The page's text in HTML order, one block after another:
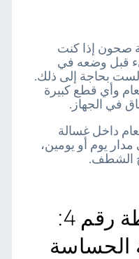
صحون إذا كنت
قبل وضعه في
بحاجة إلى ذلك.
وأي قطع كبيرة
في الجهاز.
داخل غسالة
يوم أو يومين،
الشطف.
المعلومة المغلوطة رقم 4:
الحساسة